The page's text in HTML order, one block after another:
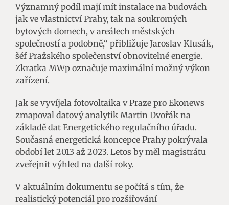
Významný podíl mají mít instalace na budovách
jak ve vlastnictví Prahy, tak na soukromých
bytových domech, v areálech městských
společností a podobně,“ přibližuje Jaroslav Klusák,
šéf Pražského společenství obnovitelné energie.
Zkratka MWp označuje maximální možný výkon
zařízení.
Jak se vyvíjela fotovoltaika v Praze pro Ekonews
zmapoval datový analytik Martin Dvořák na
základě dat Energetického regulačního úřadu.
Současná energetická koncepce Prahy pokrývala
období let 2013 až 2023. Letos by měl magistrátu
zveřejnit výhled na další roky.
V aktuálním dokumentu se počítá s tím, že
realistický potenciál pro rozšiřování